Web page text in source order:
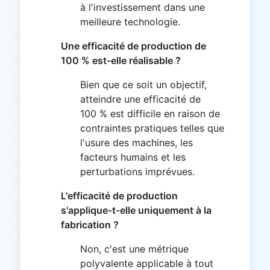
à l'investissement dans une
meilleure technologie.
Une efficacité de production de
100 % est-elle réalisable ?
Bien que ce soit un objectif,
atteindre une efficacité de
100 % est difficile en raison de
contraintes pratiques telles que
l'usure des machines, les
facteurs humains et les
perturbations imprévues.
L'efficacité de production
s'applique-t-elle uniquement à la
fabrication ?
Non, c'est une métrique
polyvalente applicable à tout